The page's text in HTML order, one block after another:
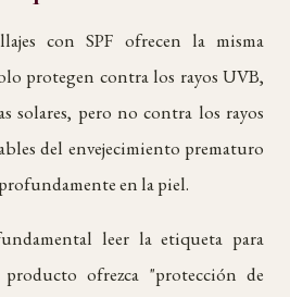
con SPF ofrecen la misma
protegen contra los rayos UVB,
solares, pero no contra los rayos
del envejecimiento prematuro
en la piel.
leer la etiqueta para
ofrezca "protección de